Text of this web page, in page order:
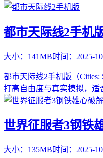
都市天际线2手机
大小： 141MB时间： 2025-
都市天际线2手机版（Cities:
打高自由度与真实模拟，
世界征服者3钢铁
大小： 135MB时间： 2025-